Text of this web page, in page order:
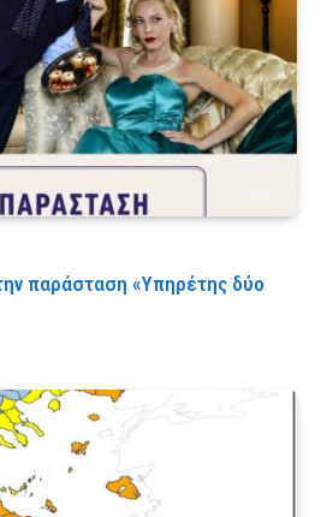
παράσταση «Υπηρέτης δύο